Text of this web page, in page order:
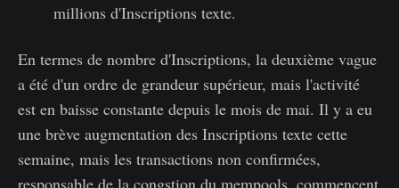
millions d'Inscriptions texte.
En termes de nombre d'Inscriptions, la deuxième vague
a été d'un ordre de grandeur supérieur, mais l'activité
est en baisse constante depuis le mois de mai. Il y a eu
une brève augmentation des Inscriptions texte cette
semaine, mais les transactions non confirmées,
responsable de la congstion du mempools, commencent